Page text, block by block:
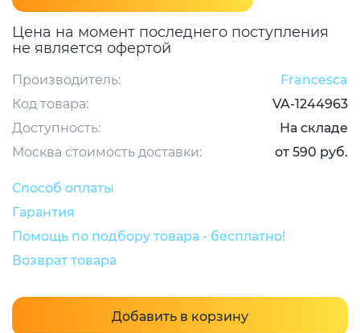
Цена на момент последнего поступления
не является офертой
Производитель:
Francesca
Код товара:
VA-1244963
Доступность:
На складе
Москва стоимость доставки:
от 590 руб.
Способ оплаты
Гарантия
Помощь по подбору товара - бесплатно!
Возврат товара
Добавить в корзину